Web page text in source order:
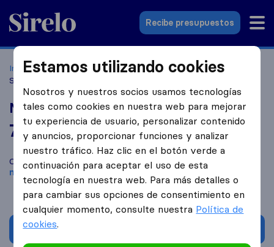
Sirelo.es
Recibe presupuestos
Inicio Empresas de mudanzas Barcelona
Mudanzas
Silvio Barcelona
Mudanzas Silvio Barcelona
7,8 basado en 1
reseñas de Sirelo y Google
i
Compara Mudanzas Silvio Barcelona con otrasempresas de
mudanzasdeBarcelona
Estamos utilizando cookies
Nosotros y nuestros socios usamos tecnologías
tales como cookies en nuestra web para mejorar
tu experiencia de usuario, personalizar contenido
y anuncios, proporcionar funciones y analizar
nuestro tráfico. Haz clic en el botón verde a
continuación para aceptar el uso de esta
tecnología en nuestra web. Para más detalles o
para cambiar sus opciones de consentimiento en
cualquier momento, consulte nuestra Política de
cookies.